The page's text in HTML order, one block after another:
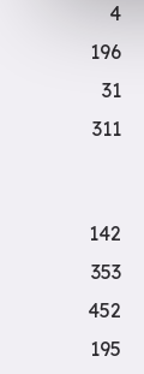
4
196
31
311
142
353
452
195